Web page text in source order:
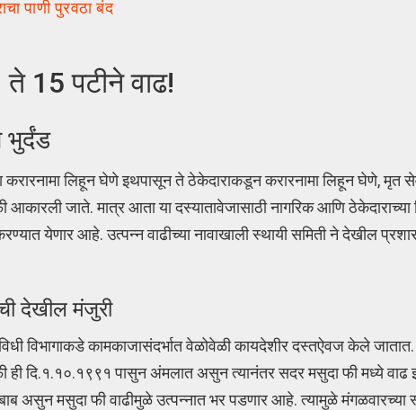
पाणी पुरवठा बंद
ते 15 पटीने वाढ!
करारनामा लिहून घेणे इथपासून ते ठेकेदाराकडून करारनामा लिहून घेणे, मृत
जाते. मात्र आता या दस्यातावेजासाठी नागरिक आणि ठेकेदाराच्या
येणार आहे. उत्पन्न वाढीच्या नावाखाली स्थायी समिती ने देखील
देखील मंजुरी
विभागाकडे कामकाजासंदर्भात वेळोवेळी कायदेशीर दस्तऐवज केले
ही दि.१.१०.१९९१ पासुन अंमलात असुन त्यानंतर सदर मसुदा फी मध्ये वाढ
असुन मसुदा फी वाढीमुळे उत्पन्नात भर पडणार आहे. त्यामुळे मंगळवारच्या